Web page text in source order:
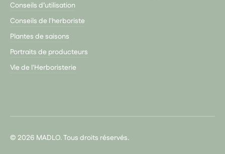
Conseils d’utilisation
Conseils de l'herboriste
Plantes de saisons
Portraits de producteurs
Vie de l'Herboristerie
© 2026 MADLO. Tous droits réservés.